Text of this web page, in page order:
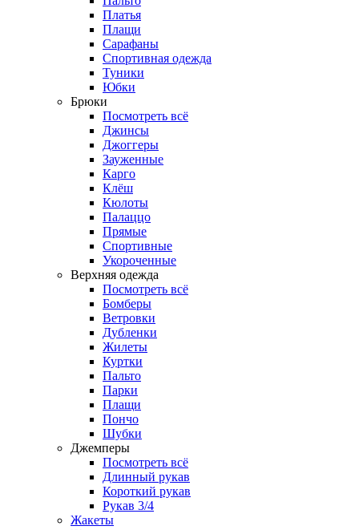
Платья
Плащи
Сарафаны
Спортивная одежда
Туники
Юбки
Брюки
Посмотреть всё
Джинсы
Джоггеры
Зауженные
Карго
Клёш
Кюлоты
Палаццо
Прямые
Спортивные
Укороченные
Верхняя одежда
Посмотреть всё
Бомберы
Ветровки
Дубленки
Жилеты
Куртки
Пальто
Парки
Плащи
Пончо
Шубки
Джемперы
Посмотреть всё
Длинный рукав
Короткий рукав
Рукав 3/4
Жакеты